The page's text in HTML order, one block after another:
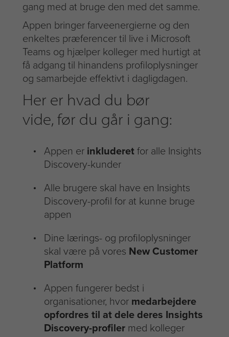
gang med at bruge den med det samme.
Appen bringer farveenergierne og den
enkeltes præferencer til live i Microsoft
Teams og hjælper kolleger med hurtigt at
få adgang til hinandens profiloplysninger
og samarbejde effektivt i dagligdagen.
Her er hvad du bør
vide, før du går i gang:
Appen er inkluderetfor alle Insights
Discovery-kunder
Alle brugere skal have en Insights
Discovery-profil for at kunne bruge
appen
Dine lærings- og profiloplysninger
skal være på vores New Customer
Platform
Appen fungerer bedst i
organisationer, hvor medarbejdere
opfordres til at dele deres Insights
Discovery-profilermed kolleger